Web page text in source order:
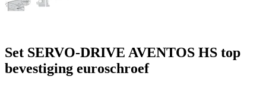
Set SERVO-DRIVE AVENTOS HS top
bevestiging euroschroef